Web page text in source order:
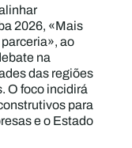
2026, «Mais
ao
na
das regiões
O foco incidirá
para
e o Estado